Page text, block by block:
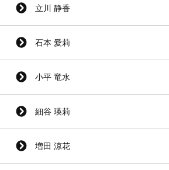
立川 静香
石本 愛莉
小平 竜水
細谷 瑛莉
増田 涼花